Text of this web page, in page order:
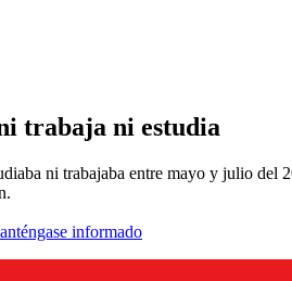
trabaja ni estudia
ni trabajaba entre mayo y julio
informado